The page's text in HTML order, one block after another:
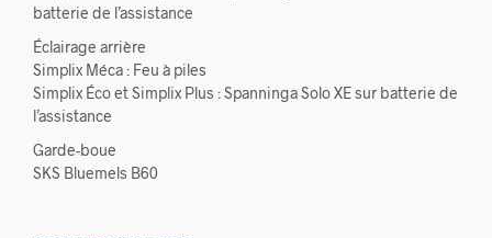
batterie de l’assistance
Éclairage arrière
Simplix Méca : Feu à piles
Simplix Éco et Simplix Plus : Spanninga Solo XE sur batterie de
l’assistance
Garde-boue
SKS Bluemels B60